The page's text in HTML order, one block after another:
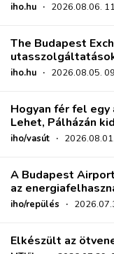
iho.hu · 2026.08.06.
The Budapest
iho.hu · 2026.08.05.
Hogyan fér fel egy
Lehet, Pálházán
iho/vasút ·
A Budapest
az
iho/repülés ·
Elkészült az